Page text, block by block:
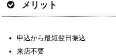
メリット
申込から最短翌日振込
来店不要